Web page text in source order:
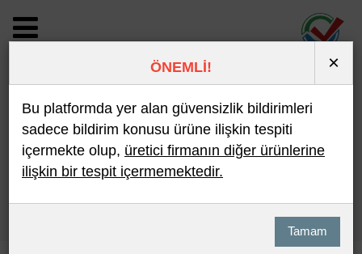
BİLDİRİM DETAYI
Son 10 Bildirim En Çok İncelenen
ÖNEMLİ! ×
Bu platformda yer alan güvensizlik bildirimleri
sadece bildirim konusu ürüne ilişkin tespiti
içermekte olup, üretici firmanın diğer ürünlerine
ilişkin bir tespit içermemektedir.
Tamam